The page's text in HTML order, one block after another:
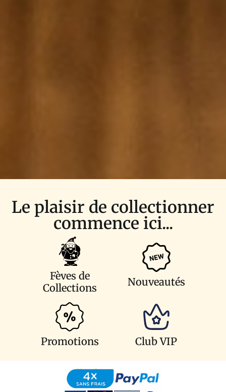
Le plaisir de collectionner
commence ici...
Fèves de
Collections
Nouveautés
Promotions Club VIP